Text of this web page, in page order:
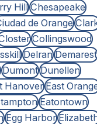
Hill Chesapeake
de Orange
Collingswood
Delran Demarest
Dumont Dunellen
Hanover East
Eatontown
Egg Harbor